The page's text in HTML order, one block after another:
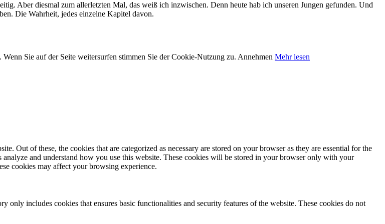
Aber diesmal zum allerletzten Mal, das weiß ich inzwischen. Denn heute hab ich unseren Jungen gefunden. Und
Die Wahrheit, jedes einzelne Kapitel davon.
Sie auf der Seite weitersurfen stimmen Sie der Cookie-Nutzung zu. Annehmen Mehr lesen
Out of these, the cookies that are categorized as necessary are stored on your browser as they are essential for the
and understand how you use this website. These cookies will be stored in your browser only with your
cookies may affect your browsing experience.
only includes cookies that ensures basic functionalities and security features of the website. These cookies do not